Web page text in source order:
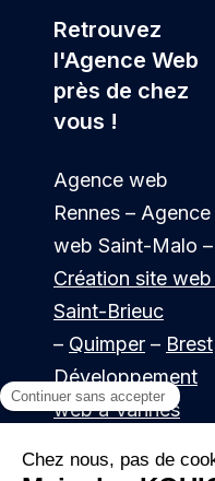
Retrouvez
l'Agence Web
près de chez
vous !
Agence web
Rennes – Agence
web Saint-Malo –
Création site web
Saint-Brieuc
– Quimper – Brest
Développement
web à Vannes
Webmaster à